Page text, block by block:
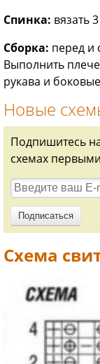
Спинка: вязать
Сборка: перед и
Выполнить
рукава и
Новые
Подпишитесь
схемах
Схема